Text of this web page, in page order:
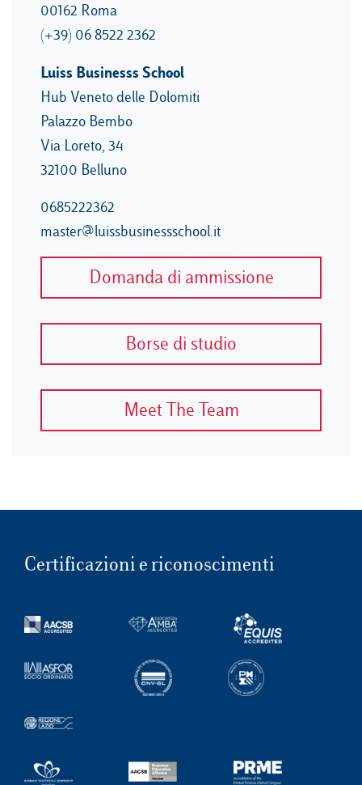
00162 Roma
(+39) 06 8522 2362
Luiss Businesss School
Hub Veneto delle Dolomiti
Palazzo Bembo
Via Loreto, 34
32100 Belluno
0685222362
master@luissbusinessschool.it
Domanda di ammissione
Borse di studio
Meet The Team
Certificazioni e riconoscimenti